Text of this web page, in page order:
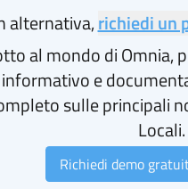
alternativa,richiedi un
al mondo di Omnia,
e
sulle principali
Locali.
Richiedi demo